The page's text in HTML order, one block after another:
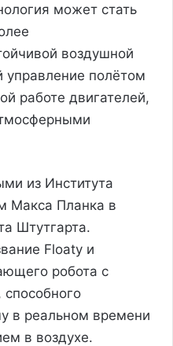
может стать
воздушной
управление полётом
работе двигателей,
из Института
Макса Планка в
Штутгарта.
Floaty и
робота с
в реальном времени
в воздухе.